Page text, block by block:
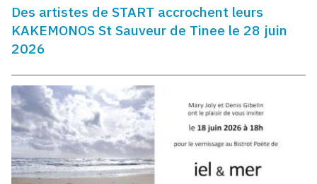
Des artistes de START accrochent leurs
KAKEMONOS St Sauveur de Tinee le 28 juin
2026